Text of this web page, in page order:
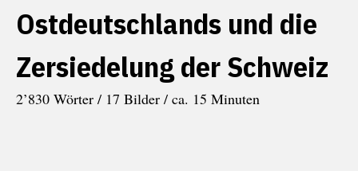
Ostdeutschlands und die
Zersiedelung der Schweiz
2’830 Wörter / 17 Bilder / ca. 15 Minuten